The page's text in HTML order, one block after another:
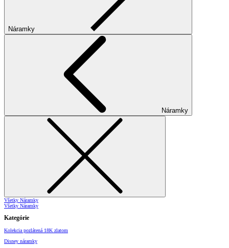
Náramky
Náramky
Všetky Náramky
Všetky Náramky
Kategórie
Kolekcia pozlátená 18K zlatom
Disney náramky